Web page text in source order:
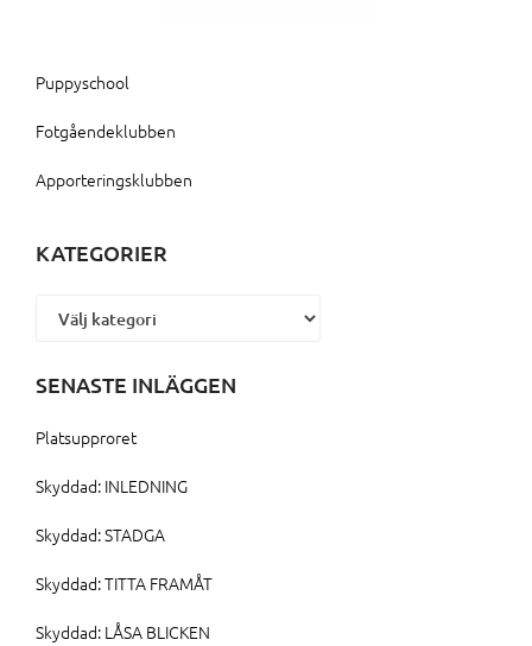
Puppyschool
Fotgåendeklubben
Apporteringsklubben
KATEGORIER
Kategorier
SENASTE INLÄGGEN
Platsupproret
Skyddad: INLEDNING
Skyddad: STADGA
Skyddad: TITTA FRAMÅT
Skyddad: LÅSA BLICKEN